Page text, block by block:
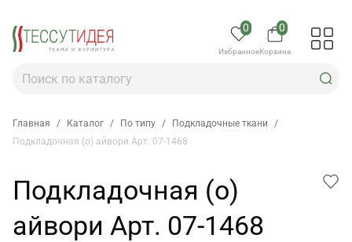
0
Избранное
0
Корзина
Главная / Каталог / По типу / Подкладочные ткани
/
Подкладочная (о) айвори Арт. 07-1468
Подкладочная (о)
айвори Арт. 07-1468